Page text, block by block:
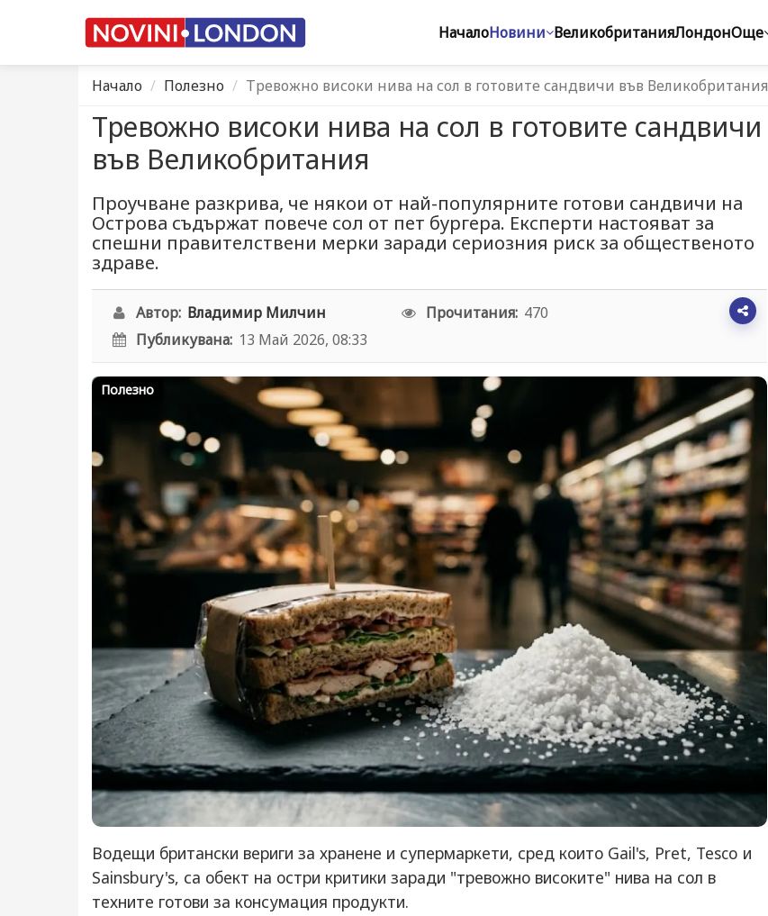
НачалоНовини ВеликобританияЛондонОще
Начало Полезно Тревожно високи нива на сол в готовите сандвичи във Великобритания
Тревожно високи нива на сол в готовите сандвичи
във Великобритания
Проучване разкрива, че някои от най-популярните готови сандвичи на
Острова съдържат повече сол от пет бургера. Експерти настояват за
спешни правителствени мерки заради сериозния риск за общественото
здраве.
Автор: Владимир Милчин Прочитания: 470
Публикувана: 13 Май 2026, 08:33
Полезно
Водещи британски вериги за хранене и супермаркети, сред които Gail's, Pret, Tesco и
Sainsbury's, са обект на остри критики заради "тревожно високите" нива на сол в
техните готови за консумация продукти.